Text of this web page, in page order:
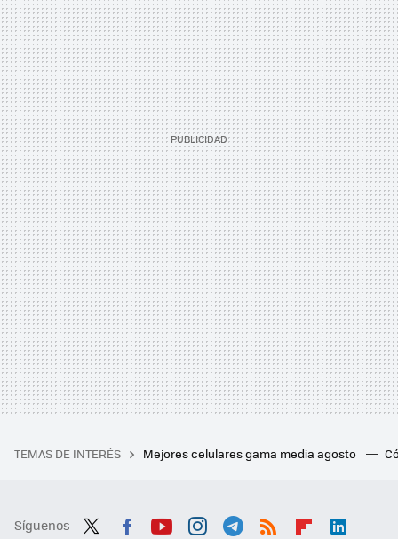
TEMAS DE INTERÉS Mejores celulares gama media agosto
Síguenos